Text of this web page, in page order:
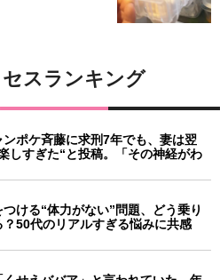
スランキング
ンポケ斉藤に求刑7年でも、妻は翌
しすぎた“と投稿。「その神経がわ
つける“体力がない”問題、どう乗り
？50代のリアルすぎる悩みに共感